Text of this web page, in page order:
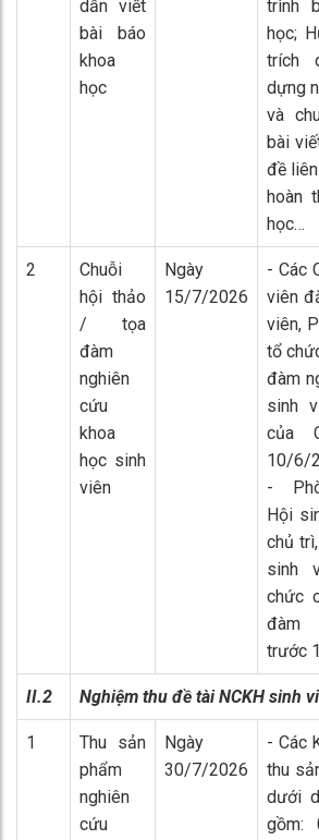
dẫn viết
bài báo
khoa
học
trình
học;
trích
dựng
và
bài
đề
hoàn
học…
2
Chuỗi
hội thảo
/ tọa
đàm
nghiên
cứu
khoa
học sinh
viên
Ngày
15/7/2026
- Các
viên
viên,
tổ
đàm
sinh
của
10/6/
-
Hội
chủ
sinh
chức
đàm
trước
II.2 Nghiệm thu đề tài NCKH sinh
1
Thu sản
phẩm
nghiên
cứu
Ngày
30/7/2026
- Các
thu
dưới
gồm: